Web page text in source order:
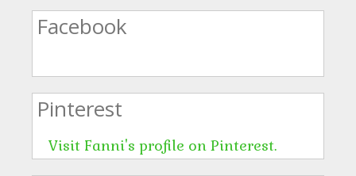
A
r
e
s
Facebook
Pinterest
Visit Fanni's profile on Pinterest.